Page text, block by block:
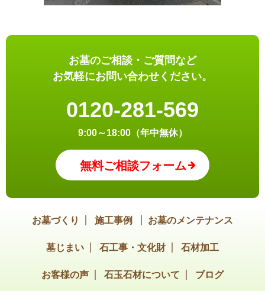
お墓のご相談・ご質問など
お気軽にお問い合わせください。
0120-281-569
9:00～18:00（年中無休）
無料ご相談フォーム
お墓づくり 施工事例 お墓のメンテナンス
墓じまい 石工事・文化財 石材加工
お客様の声 石玉石材について ブログ